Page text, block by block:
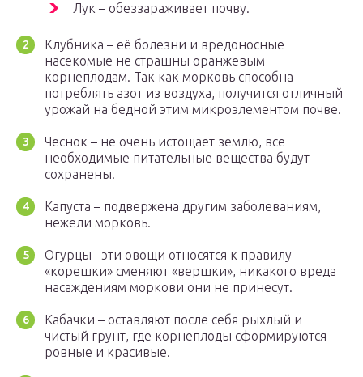
Лук – обеззараживает почву.
Клубника – её болезни и вредоносные
насекомые не страшны оранжевым
корнеплодам. Так как морковь способна
потреблять азот из воздуха, получится отличный
урожай на бедной этим микроэлементом почве.
Чеснок – не очень истощает землю, все
необходимые питательные вещества будут
сохранены.
Капуста – подвержена другим заболеваниям,
нежели морковь.
Огурцы– эти овощи относятся к правилу
«корешки» сменяют «вершки», никакого вреда
насаждениям моркови они не принесут.
Кабачки – оставляют после себя рыхлый и
чистый грунт, где корнеплоды сформируются
ровные и красивые.